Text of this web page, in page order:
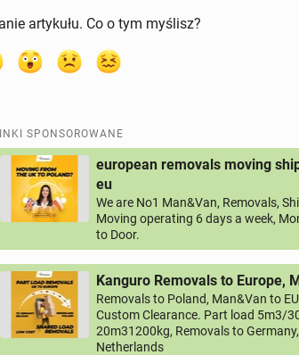
artykułu. Co o tym myślisz?
SPONSOROWANE
european removals moving
eu
We are No1 Man&Van, Removals,
Moving operating 6 days a week,
to Door.
Kanguro Removals to Europe,
Removals to Poland, Man&Van to
Custom Clearance. Part load 5m3/
20m31200kg, Removals to
Netherlands